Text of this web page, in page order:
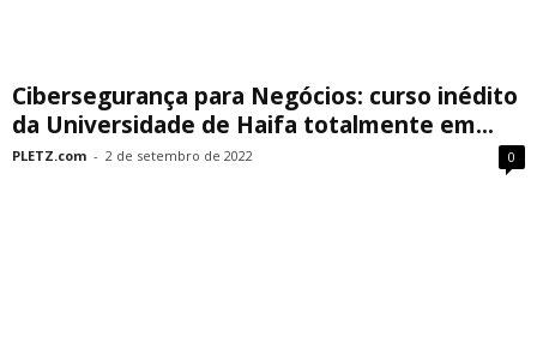
Cibersegurança para Negócios: curso inédito
da Universidade de Haifa totalmente em...
PLETZ.com - 2 de setembro de 2022 0